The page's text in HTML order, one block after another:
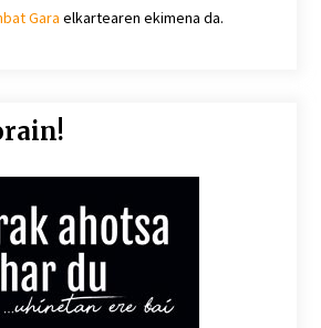
Gara elkartearen ekimena da.